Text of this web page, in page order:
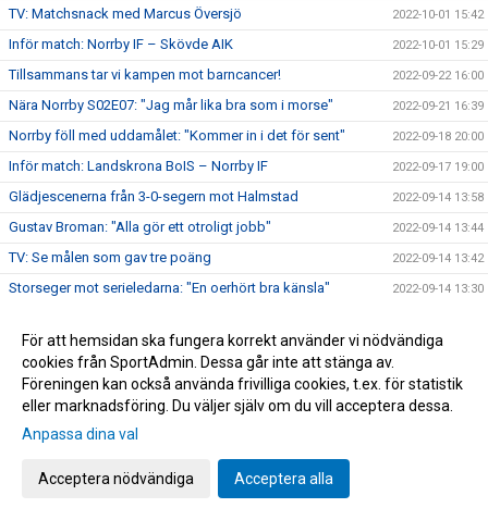
TV: Matchsnack med Marcus Översjö 2022-10-01 15:42
Inför match: Norrby IF – Skövde AIK 2022-10-01 15:29
Tillsammans tar vi kampen mot barncancer! 2022-09-22 16:00
Nära Norrby S02E07: "Jag mår lika bra som i morse" 2022-09-21 16:39
Norrby föll med uddamålet: "Kommer in i det för sent" 2022-09-18 20:00
Inför match: Landskrona BoIS – Norrby IF 2022-09-17 19:00
Glädjescenerna från 3-0-segern mot Halmstad 2022-09-14 13:58
Gustav Broman: "Alla gör ett otroligt jobb" 2022-09-14 13:44
TV: Se målen som gav tre poäng 2022-09-14 13:42
Storseger mot serieledarna: "En oerhört bra känsla" 2022-09-14 13:30
Norrby kryssade borta mot Örebro 2022-09-04 17:37
Inför match: Örebro SK – Norrby IF 2022-09-03 15:42
Norrby klara för gruppspelet i Svenska Cupen 2022-09-01 10:09
Inför match: Lunds BK – Norrby IF
TV: Mak Lind inför onsdagens cupmatch mot Lund
För att hemsidan ska fungera korrekt använder vi nödvändiga
cookies från SportAdmin. Dessa går inte att stänga av.
Föreningen kan också använda frivilliga cookies, t.ex. för statistik
eller marknadsföring. Du väljer själv om du vill acceptera dessa.
Anpassa dina val
Acceptera nödvändiga Acceptera alla